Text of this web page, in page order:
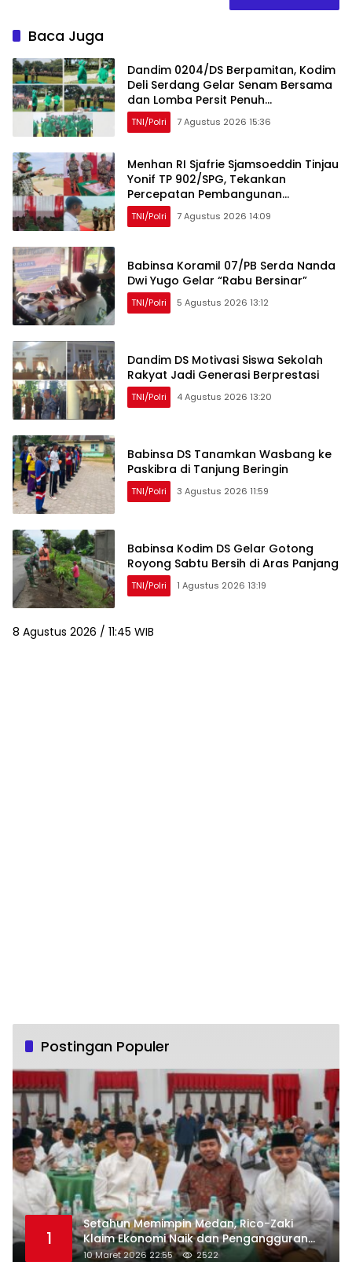
Baca Juga
Dandim 0204/DS Berpamitan, Kodim
Deli Serdang Gelar Senam Bersama
dan Lomba Persit Penuh
Kebersamaan
TNI/Polri 7 Agustus 2026 15:36
Menhan RI Sjafrie Sjamsoeddin Tinjau
Yonif TP 902/SPG, Tekankan
Percepatan Pembangunan
Pangkalan dan Pengabdian Prajurit
kepada Rakyat
TNI/Polri 7 Agustus 2026 14:09
Babinsa Koramil 07/PB Serda Nanda
Dwi Yugo Gelar “Rabu Bersinar”
TNI/Polri 5 Agustus 2026 13:12
Dandim DS Motivasi Siswa Sekolah
Rakyat Jadi Generasi Berprestasi
TNI/Polri 4 Agustus 2026 13:20
Babinsa DS Tanamkan Wasbang ke
Paskibra di Tanjung Beringin
TNI/Polri 3 Agustus 2026 11:59
Babinsa Kodim DS Gelar Gotong
Royong Sabtu Bersih di Aras Panjang
TNI/Polri 1 Agustus 2026 13:19
8 Agustus 2026 / 11:45 WIB
Postingan Populer
1
Setahun Memimpin Medan, Rico-Zaki
Klaim Ekonomi Naik dan Pengangguran
Turun
10 Maret 2026 22:55 2522